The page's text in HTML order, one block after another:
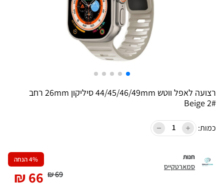
רצועה לאפל ווטש 44/45/46/49mm סיליקון 26mm רחב
Beige 2#
כמות:
חנות
סמארטקייס
4% הנחה
69
₪
66
₪